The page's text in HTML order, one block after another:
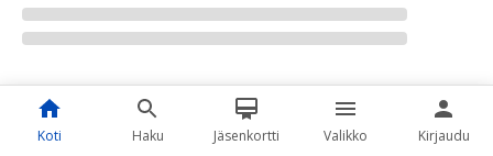
Koti Haku Jäsenkortti Valikko Kirjaudu